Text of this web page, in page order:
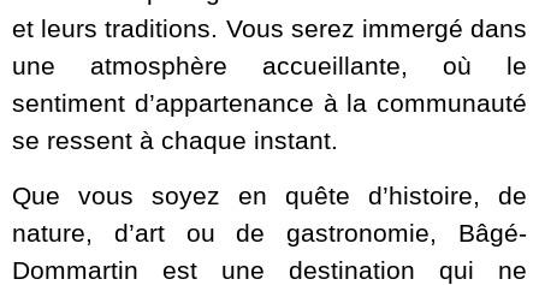
et leurs traditions. Vous serez immergé dans
une atmosphère accueillante, où le
sentiment d’appartenance à la communauté
se ressent à chaque instant.
Que vous soyez en quête d’histoire, de
nature, d’art ou de gastronomie, Bâgé-
Dommartin est une destination qui ne